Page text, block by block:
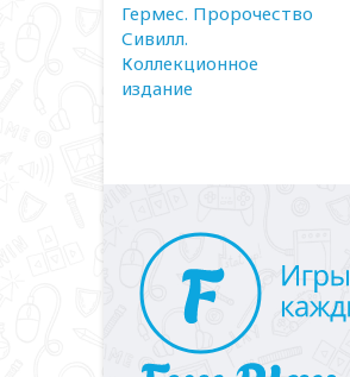
Гермес. Пророчество
Сивилл.
Коллекционное
издание